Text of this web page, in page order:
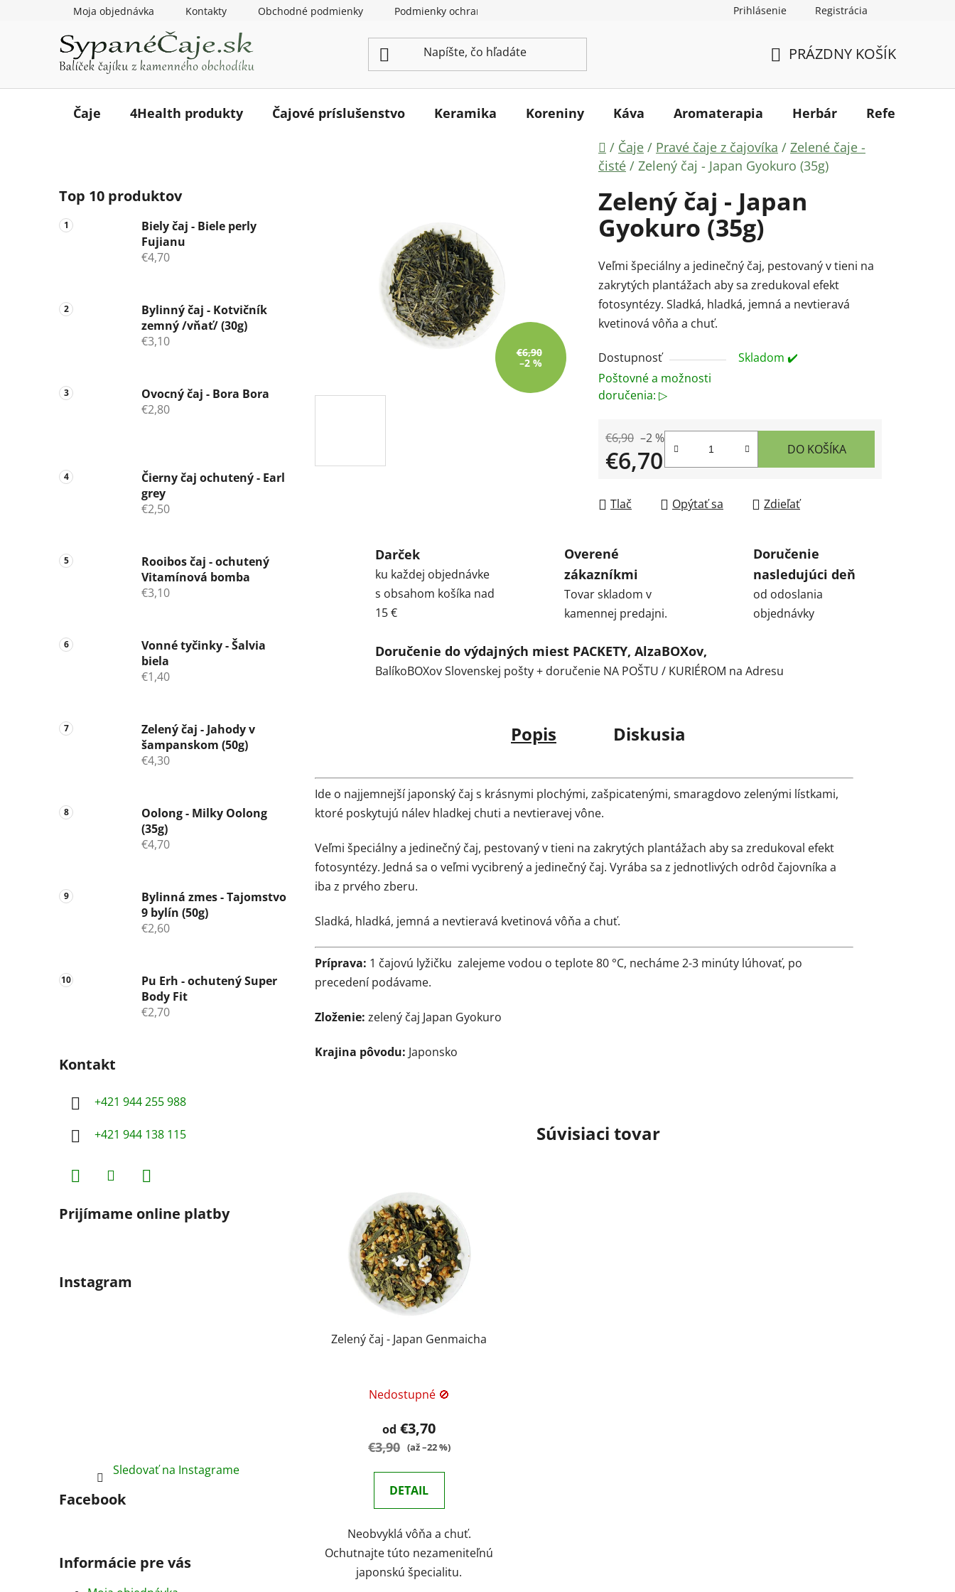
Moja objednávka Kontakty Obchodné podmienky Podmienky ochrany osobných údajov Mapa serveru
Prihlásenie Registrácia
KOŠÍK
PRÁZDNY KOŠÍK
Čaje 4Health produkty Čajové príslušenstvo Keramika Koreniny Káva Aromaterapia Herbár
Referencie
Domov
/ Čaje / Pravé čaje z čajovíka / Zelené čaje -
čisté / Zelený čaj - Japan Gyokuro (35g)
o
č
n
n
Top 10 produktov
Biely čaj - Biele perly
Fujianu
€4,70
Bylinný čaj - Kotvičník
zemný /vňať/ (30g)
€3,10
Ovocný čaj - Bora Bora
€2,80
Čierny čaj ochutený - Earl
grey
€2,50
Rooibos čaj - ochutený
Vitamínová bomba
€3,10
Vonné tyčinky - Šalvia
biela
€1,40
Zelený čaj - Jahody v
šampanskom (50g)
€4,30
Oolong - Milky Oolong
(35g)
€4,70
Bylinná zmes - Tajomstvo
9 bylín (50g)
€2,60
Pu Erh - ochutený Super
Body Fit
€2,70
Kontakt
+421 944 255 988
+421 944 138 115
Prijímame online platby
Instagram
Sledovať na Instagrame
Facebook
Informácie pre vás
Zelený čaj - Japan
Gyokuro (35g)
Veľmi špeciálny a jedinečný čaj, pestovaný v tieni na
zakrytých plantážach aby sa zredukoval efekt
fotosyntézy. Sladká, hladká, jemná a nevtieravá
kvetinová vôňa a chuť.
Dostupnosť
Skladom ✔️
Poštovné a možnosti
doručenia: ▷
€6,90 –2 %
€6,70 DO KOŠÍKA
Tlač Opýtať sa Zdieľať
€6,90
–2 %
Darček
ku každej objednávke
s obsahom košíka nad
15 €
Overené
zákazníkmi
Tovar skladom v
kamennej predajni.
Doručenie
nasledujúci deň
od odoslania
objednávky
Doručenie do výdajných miest PACKETY, AlzaBOXov,
BalíkoBOXov Slovenskej pošty + doručenie NA POŠTU / KURIÉROM na Adresu
Popis Diskusia
Ide o najjemnejší japonský čaj s krásnymi plochými, zašpicatenými, smaragdovo zelenými lístkami,
ktoré poskytujú nálev hladkej chuti a nevtieravej vône.
Veľmi špeciálny a jedinečný čaj, pestovaný v tieni na zakrytých plantážach aby sa zredukoval efekt
fotosyntézy. Jedná sa o veľmi vycibrený a jedinečný čaj. Vyrába sa z jednotlivých odrôd čajovníka a
iba z prvého zberu.
Sladká, hladká, jemná a nevtieravá kvetinová vôňa a chuť.
Príprava: 1 čajovú lyžičku zalejeme vodou o teplote 80 °C, necháme 2-3 minúty lúhovať, po
precedení podávame.
Zloženie: zelený čaj Japan Gyokuro
Krajina pôvodu: Japonsko
Súvisiaci tovar
Zelený čaj - Japan Genmaicha
Nedostupné 🚫
od €3,70
€3,90 (až –22 %)
DETAIL
Neobvyklá vôňa a chuť.
Ochutnajte túto nezameniteľnú
japonskú špecialitu.